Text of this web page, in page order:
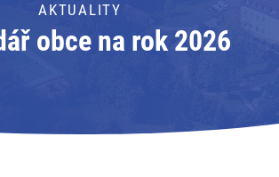
PRO OBČANY
PRO TURISTY
AKTUALITY
obce na rok 2026